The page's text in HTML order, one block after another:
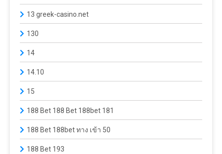
13 greek-casino.net
130
14
14.10
15
188 Bet 188 Bet 188bet 181
188 Bet 188bet ทาง เข้า 50
188 Bet 193